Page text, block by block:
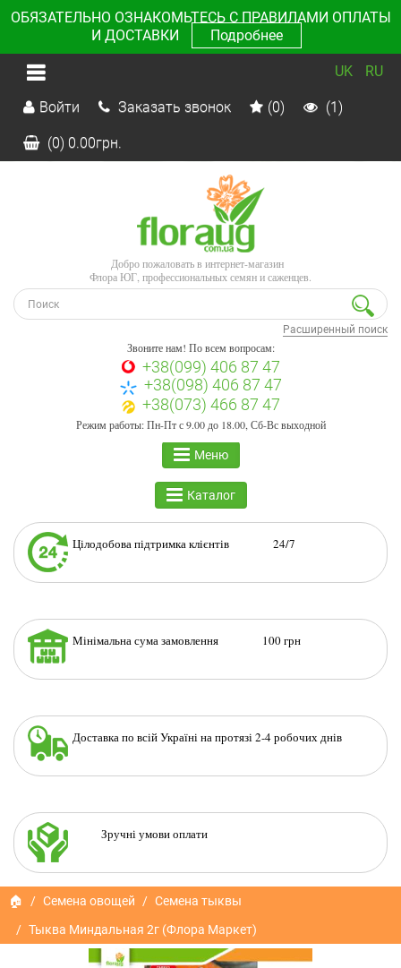
ОБЯЗАТЕЛЬНО ОЗНАКОМЬТЕСЬ С ПРАВИЛАМИ ОПЛАТЫ
И ДОСТАВКИ
Подробнее
UK RU
Войти Заказать звонок (0) (1)
(0) 0.00грн.
Добро пожаловать в интернет-магазин
Флора ЮГ, профессиональных семян и саженцев.
Расширенный поиск
Звоните нам! По всем вопросам:
+38(099) 406 87 47
+38(098) 406 87 47
+38(073) 466 87 47
Режим работы: Пн-Пт с 9.00 до 18.00, Сб-Вс выходной
Меню
Каталог
Цілодобова підтримка клієнтів 24/7
Мінімальна сума замовлення 100 грн
Доставка по всій Україні на протязі 2-4 робочих днів
Зручні умови оплати
🏠 Семена овощей
Семена тыквы
Тыква Миндальная 2г (Флора Маркет)